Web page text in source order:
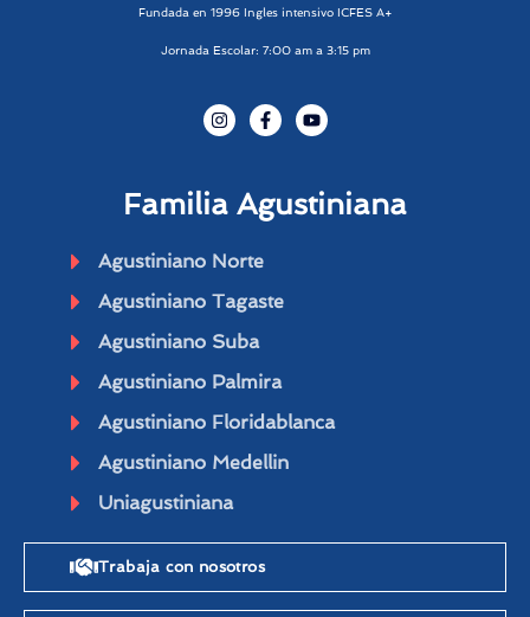
Fundada en 1996 Ingles intensivo ICFES A+
Jornada Escolar: 7:00 am a 3:15 pm
I
n
g
r
m
F
a
o
o
f
Y
o
b
e
Familia Agustiniana
Agustiniano Norte
Agustiniano Tagaste
Agustiniano Suba
Agustiniano Palmira
Agustiniano Floridablanca
Agustiniano Medellin
Uniagustiniana
Trabaja con nosotros